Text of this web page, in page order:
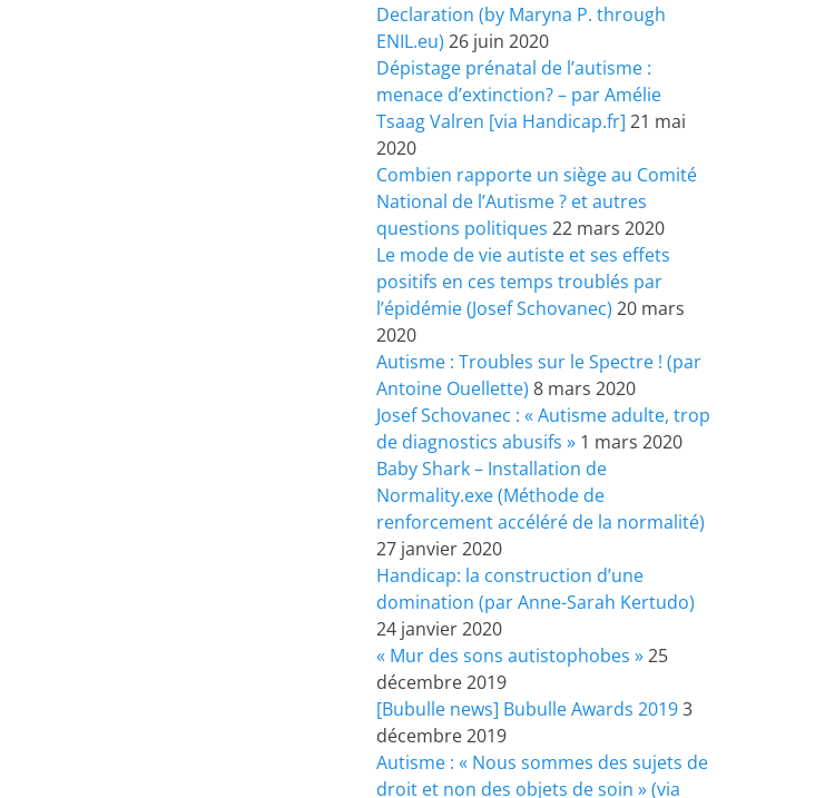
Declaration (by Maryna P. through
ENIL.eu) 26 juin 2020
Dépistage prénatal de l’autisme :
menace d’extinction? – par Amélie
Tsaag Valren [via Handicap.fr] 21 mai
2020
Combien rapporte un siège au Comité
National de l’Autisme ? et autres
questions politiques 22 mars 2020
Le mode de vie autiste et ses effets
positifs en ces temps troublés par
l’épidémie (Josef Schovanec) 20 mars
2020
Autisme : Troubles sur le Spectre ! (par
Antoine Ouellette) 8 mars 2020
Josef Schovanec : « Autisme adulte, trop
de diagnostics abusifs » 1 mars 2020
Baby Shark – Installation de
Normality.exe (Méthode de
renforcement accéléré de la normalité)
27 janvier 2020
Handicap: la construction d’une
domination (par Anne-Sarah Kertudo)
24 janvier 2020
« Mur des sons autistophobes »25
décembre 2019
[Bubulle news] Bubulle Awards 20193
décembre 2019
Autisme : « Nous sommes des sujets de
droit et non des objets de soin » (via